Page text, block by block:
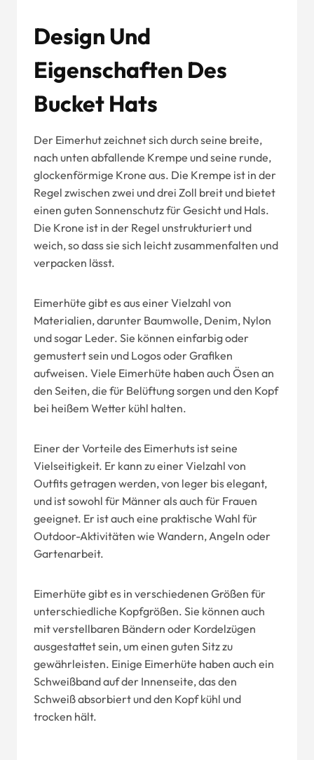
Design Und
Eigenschaften Des
Bucket Hats
Der Eimerhut zeichnet sich durch seine breite,
nach unten abfallende Krempe und seine runde,
glockenförmige Krone aus. Die Krempe ist in der
Regel zwischen zwei und drei Zoll breit und bietet
einen guten Sonnenschutz für Gesicht und Hals.
Die Krone ist in der Regel unstrukturiert und
weich, so dass sie sich leicht zusammenfalten und
verpacken lässt.
Eimerhüte gibt es aus einer Vielzahl von
Materialien, darunter Baumwolle, Denim, Nylon
und sogar Leder. Sie können einfarbig oder
gemustert sein und Logos oder Grafiken
aufweisen. Viele Eimerhüte haben auch Ösen an
den Seiten, die für Belüftung sorgen und den Kopf
bei heißem Wetter kühl halten.
Einer der Vorteile des Eimerhuts ist seine
Vielseitigkeit. Er kann zu einer Vielzahl von
Outfits getragen werden, von leger bis elegant,
und ist sowohl für Männer als auch für Frauen
geeignet. Er ist auch eine praktische Wahl für
Outdoor-Aktivitäten wie Wandern, Angeln oder
Gartenarbeit.
Eimerhüte gibt es in verschiedenen Größen für
unterschiedliche Kopfgrößen. Sie können auch
mit verstellbaren Bändern oder Kordelzügen
ausgestattet sein, um einen guten Sitz zu
gewährleisten. Einige Eimerhüte haben auch ein
Schweißband auf der Innenseite, das den
Schweiß absorbiert und den Kopf kühl und
trocken hält.